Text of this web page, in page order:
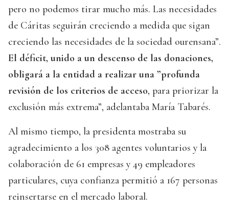
pero no podemos tirar mucho más. Las necesidades
de Cáritas seguirán creciendo a medida que sigan
creciendo las necesidades de la sociedad ourensana”.
El déficit, unido a un descenso de las donaciones,
obligará a la entidad a realizar una ”profunda
revisión de los criterios de acceso, para priorizar la
exclusión más extrema”, adelantaba María Tabarés.
Al mismo tiempo, la presidenta mostraba su
agradecimiento a los 308 agentes voluntarios y la
colaboración de 61 empresas y 49 empleadores
particulares, cuya confianza permitió a 167 personas
reinsertarse en el mercado laboral.